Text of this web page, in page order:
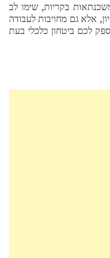
בקריות, שימו לב
אלא גם מחויבות לעבודה
לכם ביטחון כלכלי בעת